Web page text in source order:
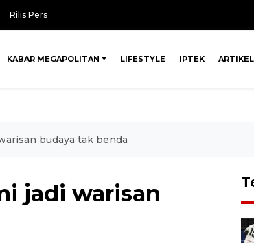
Rilis Pers
KABAR MEGAPOLITAN LIFESTYLE IPTEK ARTIKEL
budaya tak benda
jadi warisan